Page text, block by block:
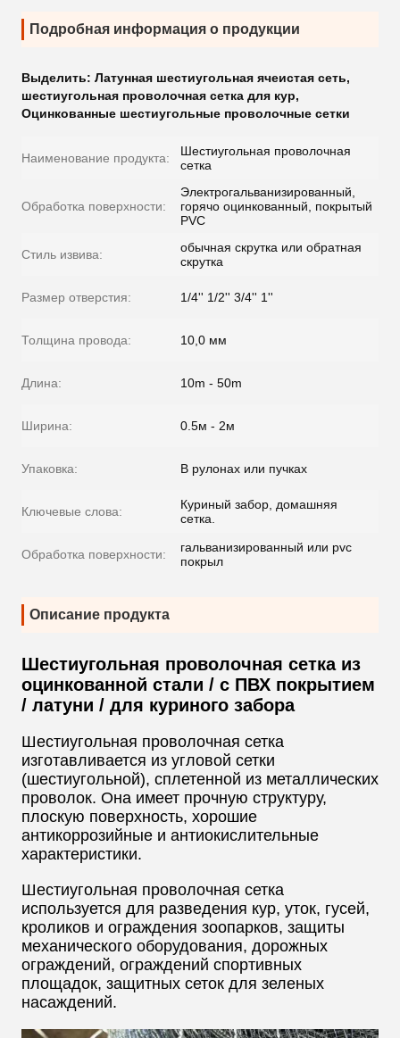
Подробная информация о продукции
Выделить: Латунная шестиугольная ячеистая сеть,
шестиугольная проволочная сетка для кур,
Оцинкованные шестиугольные проволочные сетки
Наименование продукта:
Шестиугольная проволочная
сетка
Обработка поверхности:
Электрогальванизированный,
горячо оцинкованный, покрытый
PVC
Стиль извива:
обычная скрутка или обратная
скрутка
Размер отверстия: 1/4'' 1/2'' 3/4'' 1''
Толщина провода: 10,0 мм
Длина: 10m - 50m
Ширина: 0.5м - 2м
Упаковка: В рулонах или пучках
Ключевые слова:
Куриный забор, домашняя
сетка.
Обработка поверхности:
гальванизированный или pvc
покрыл
Описание продукта
Шестиугольная проволочная сетка из
оцинкованной стали / с ПВХ покрытием
/ латуни / для куриного забора
Шестиугольная проволочная сетка
изготавливается из угловой сетки
(шестиугольной), сплетенной из металлических
проволок. Она имеет прочную структуру,
плоскую поверхность, хорошие
антикоррозийные и антиокислительные
характеристики.
Шестиугольная проволочная сетка
используется для разведения кур, уток, гусей,
кроликов и ограждения зоопарков, защиты
механического оборудования, дорожных
ограждений, ограждений спортивных
площадок, защитных сеток для зеленых
насаждений.